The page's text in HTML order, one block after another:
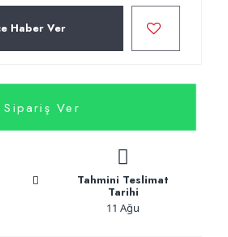
Haber Ver
Ver
Tahmini Teslimat
Tarihi
11 Ağu